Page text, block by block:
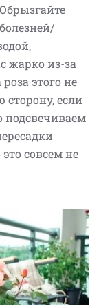
жарко из-за
этого не
если
подсвечиваем
совсем не